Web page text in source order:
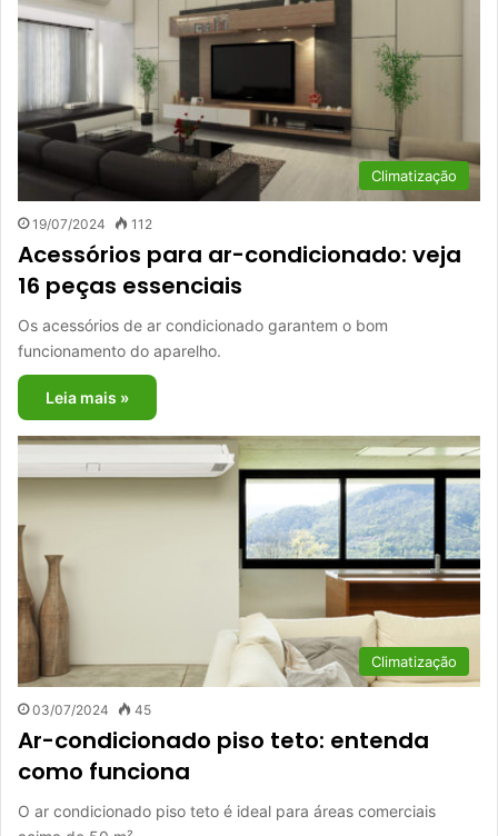
Climatização
19/07/2024 112
Acessórios para ar-condicionado: veja
16 peças essenciais
Os acessórios de ar condicionado garantem o bom
funcionamento do aparelho.
Leia mais »
Climatização
03/07/2024 45
Ar-condicionado piso teto: entenda
como funciona
O ar condicionado piso teto é ideal para áreas comerciais